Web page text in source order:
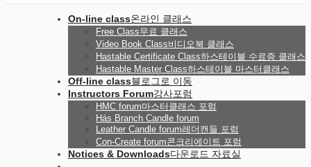
On-line class온라인 클래스
Free Class무료 클래스
Video Book Class비디오북 클래스
Hastable Certificate Class하스테이블 수료증 클래스
Hastable Master Class하스테이블 마스터클래스
Off-line class블로그로 이동
Instructors Forum강사포럼
HMC forum마스터클래스 포럼
Hás Branch Candle forum
Leather Candle forum레더캔들 포럼
Con-Create forum콘크리에이트 포럼
Notices & Downloads다운로드 자료실